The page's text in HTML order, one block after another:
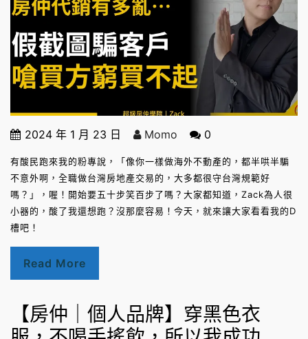
2024 年 1 月 23 日 Momo 0
有酸民跑來我的粉專說，「像你一樣做海外不動產的，都半哄半騙
不意外啊，全職做台灣房地產交易的，大多都很守台灣規範好
嗎？」，喔！開始要五十步笑百步了嗎？大家都知道，Zack為人很
小器的，酸了我還想跑？沒那麼容易！今天，就來讓大家看看我的D
槽吧！
Read More
【房仲｜個人品牌】穿黑色衣